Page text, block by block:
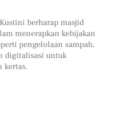
berharap masjid
menerapkan kebijakan
pengelolaan sampah,
digitalisasi untuk
kertas.